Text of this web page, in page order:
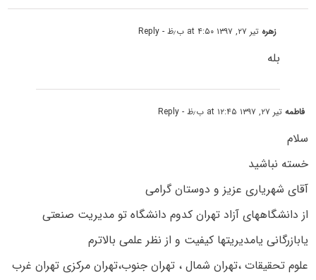
زهره تیر ۲۷, ۱۳۹۷ at ۴:۵۰ ب٫ظ - Reply
بله
فاطمهتیر ۲۷, ۱۳۹۷ at ۱۲:۴۵ ب٫ظ - Reply
سلام
خسته نباشید
آقای شهریاری عزیز و دوستان گرامی
از دانشگاههای آزاد تهران کدوم دانشگاه تو مدیریت صنعتی
یابازرگانی یامدیریتها کیفیت و از نظر علمی بالاترم
علوم تحقیقات ،تهران شمال ، تهران جنوب،تهران مرکزی تهران غرب